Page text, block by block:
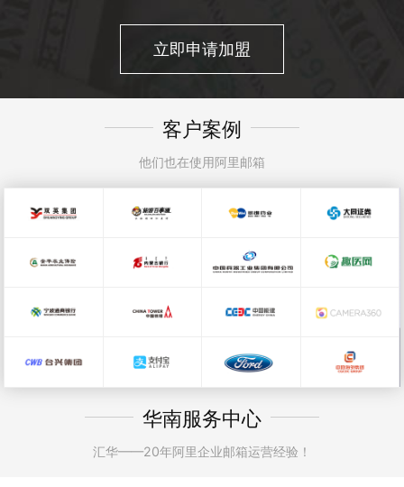
立即申请加盟
客户案例
他们也在使用阿里邮箱
华南服务中心
汇华——20年阿里企业邮箱运营经验！